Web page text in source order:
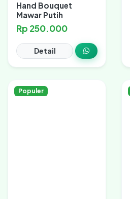
Hand Bouquet
Mawar Putih
Rp 250.000
Detail
Populer